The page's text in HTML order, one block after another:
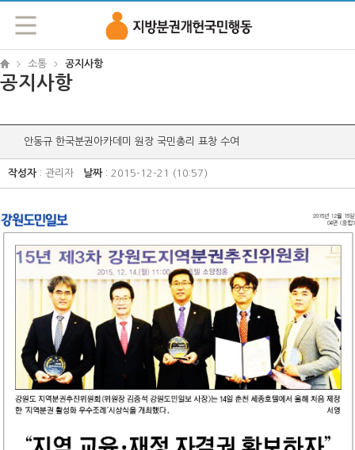
> 소통 > 공지사항
공지사항
안동규 한국분권아카데미 원장 국민총리 표창 수여
작성자 : 관리자 날짜: 2015-12-21 (10:57)